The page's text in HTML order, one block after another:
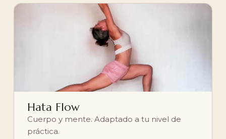
Hata Flow
Cuerpo y mente. Adaptado a tu nivel de
práctica.